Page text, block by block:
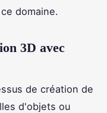
domaine.
3D avec
de création de
d'objets ou